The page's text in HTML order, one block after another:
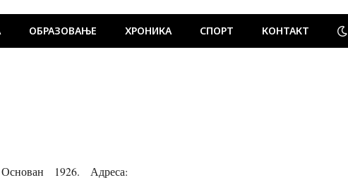
ОБРАЗОВАЊЕ ХРОНИКА СПОРТ КОНТАКТ
Основан 1926. Адреса: